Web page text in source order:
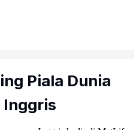
Piala Dunia
Inggris